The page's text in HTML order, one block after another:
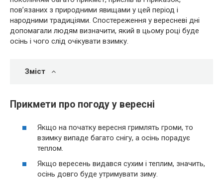
пов’язаних з природними явищами у цей період і
народними традиціями. Спостереження у вересневі дні
допомагали людям визначити, який в цьому році буде
осінь і чого слід очікувати взимку.
Зміст
Прикмети про погоду у вересні
Якщо на початку вересня гримлять громи, то
взимку випаде багато снігу, а осінь порадує
теплом.
Якщо вересень видався сухим і теплим, значить,
осінь довго буде утримувати зиму.